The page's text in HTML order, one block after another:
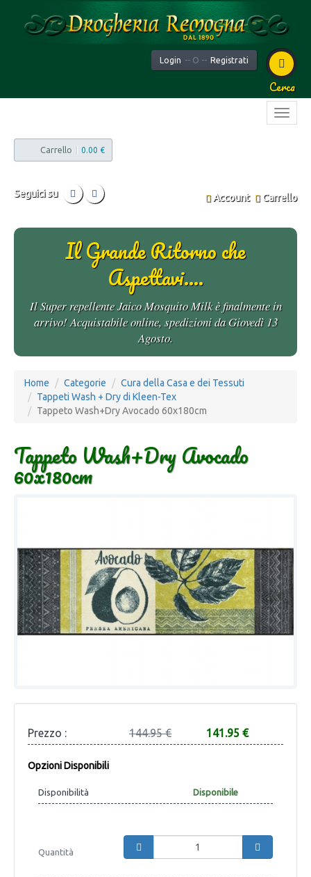
Login -- O -- Registrati
Cerca
Carrello 0.00 €
Seguici su Account Carrello
Il Grande Ritorno che
Aspettavi....
Il Super repellente Jaico Mosquito Milk è finalmente in
arrivo! Acquistabile online, spedizioni da Giovedì 13
Agosto.
Home Categorie
Cura della Casa e dei Tessuti
Tappeti Wash + Dry di Kleen-Tex
Tappeto Wash+Dry Avocado 60x180cm
Tappeto Wash+Dry Avocado
60x180cm
Prezzo : 141.95 €
144.95 €
Opzioni Disponibili
Disponibilità Disponibile
Quantità